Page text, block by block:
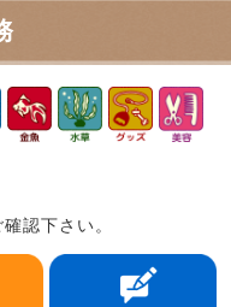
認下さい。